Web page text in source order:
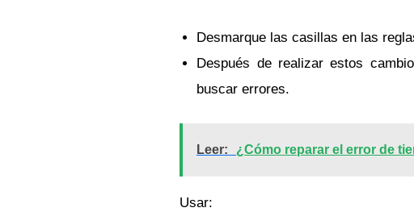
Desmarque las casillas en las
Después de realizar estos
buscar errores.
Leer: ¿Cómo reparar el error de
Usar: